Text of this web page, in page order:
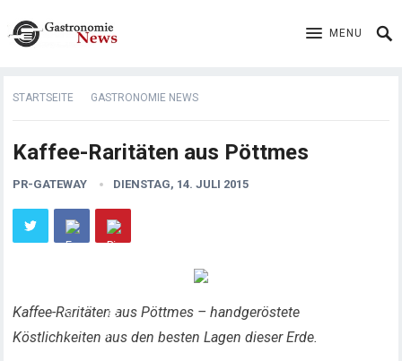
MENU
STARTSEITE GASTRONOMIE NEWS
Kaffee-Raritäten aus Pöttmes
PR-GATEWAY DIENSTAG, 14. JULI 2015
Kaffee-Raritäten aus Pöttmes – handgeröstete
Köstlichkeiten aus den besten Lagen dieser Erde.